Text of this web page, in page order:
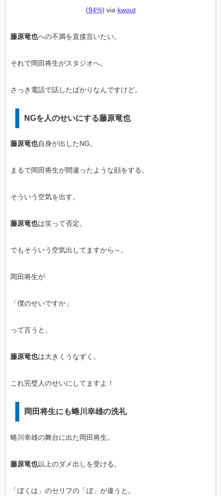
(94%) via kwout
藤原竜也への不満を直接言いたい。
それで岡田将生がスタジオへ。
さっき電話で話したばかりなんですけど。
NGを人のせいにする藤原竜也
藤原竜也自身が出したNG。
まるで岡田将生が間違ったような顔をする。
そういう空気を出す。
藤原竜也は笑って否定。
でもそういう空気出してますから～。
岡田将生が
「僕のせいですか」
って言うと、
藤原竜也は大きくうなずく。
これ完璧人のせいにしてますよ！
岡田将生にも蜷川幸雄の洗礼
蜷川幸雄の舞台に出た岡田将生。
藤原竜也以上のダメ出しを受ける。
「ぼくは」のセリフの「ぼ」が違うと。